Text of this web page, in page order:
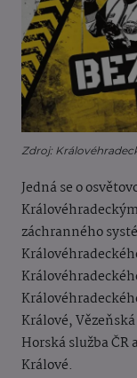
Zdroj:
Jedná se o
záchranného
Králové,
Horská služba
Králové.